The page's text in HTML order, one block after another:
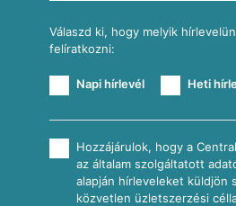
Válaszd ki, hogy melyik
felíratkozni:
Napi hírlevél Heti
Hozzájárulok, hogy a
az általam szolgáltatott
alapján hírleveleket küldjön
közvetlen üzletszerzési